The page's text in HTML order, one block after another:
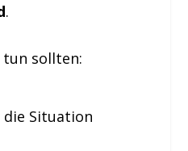
.
tun sollten:
Situation